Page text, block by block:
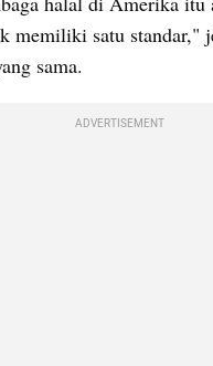
memiliki satu standar,"
sama.
ADVERTISEMENT